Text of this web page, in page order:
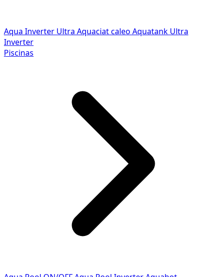
Aqua Inverter Ultra Aquaciat caleo Aquatank Ultra
Inverter
Piscinas